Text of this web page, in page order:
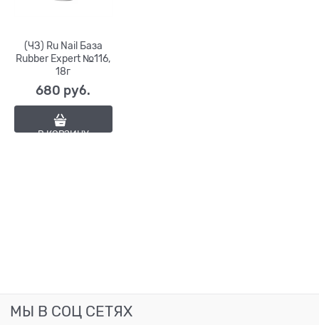
(ЧЗ) Ru Nail База
Rubber Expert №116,
18г
680 руб.
В КОРЗИНУ
МЫ В СОЦ СЕТЯХ